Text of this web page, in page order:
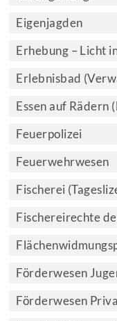
Eigenjagden
Erhebung – Licht
Erlebnisbad
Essen auf Rädern
Feuerpolizei
Feuerwehrwesen
Fischerei
Fischereirechte
Förderwesen
Förderwesen